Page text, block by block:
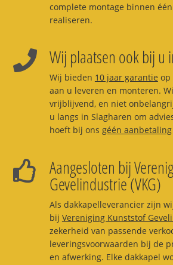
complete montage binnen
realiseren.
Wij plaatsen ook bij u
Wij bieden 10 jaar garantie op
aan u leveren en monteren.
vrijblijvend, en niet
u langs in Slagharen om
hoeft bij ons géén aanbetaling
Aangesloten bij
Gevelindustrie (VKG)
Als dakkapelleverancier zijn
bij Vereniging Kunststof
zekerheid van passende
leveringsvoorwaarden bij de
en afwerking. Elke dakkapel